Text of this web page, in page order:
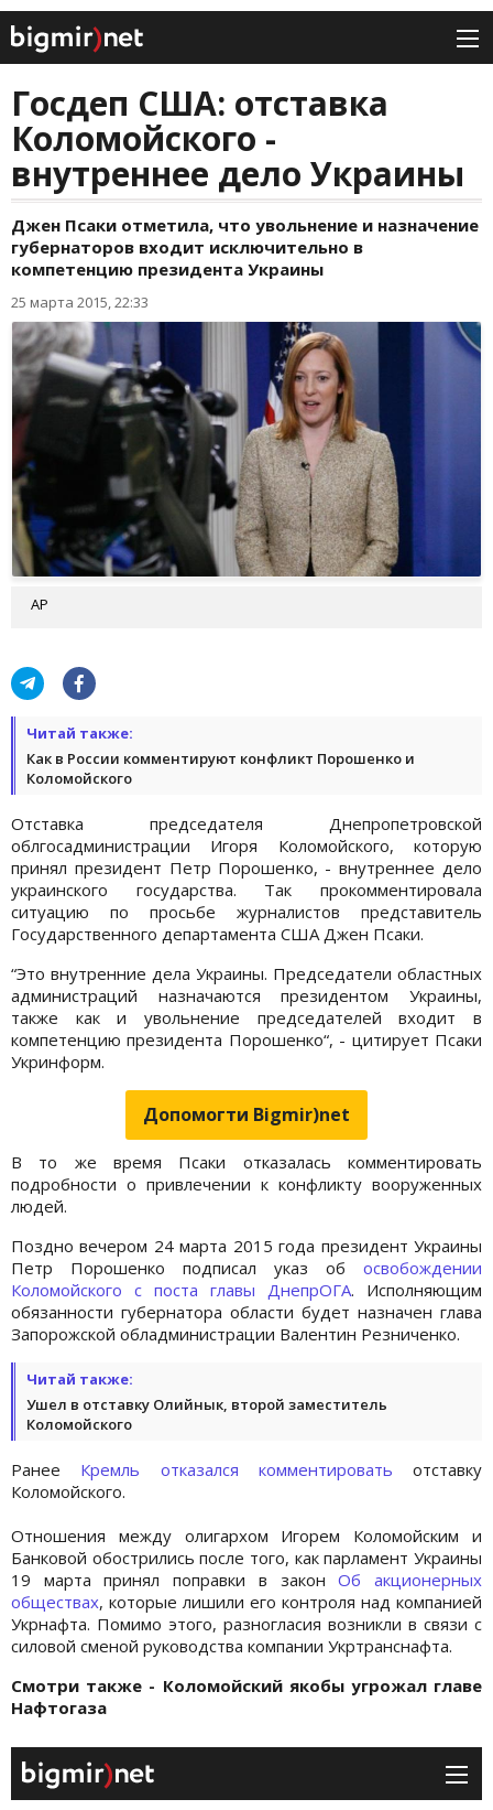
Госдеп США: отставка
Коломойского -
внутреннее дело Украины
Джен Псаки отметила, что увольнение и назначение
губернаторов входит исключительно в
компетенцию президента Украины
25 марта 2015, 22:33
AP
Читай также:
Как в России комментируют конфликт Порошенко и
Коломойского
Отставка председателя Днепропетровской
облгосадминистрации Игоря Коломойского, которую
принял президент Петр Порошенко, - внутреннее дело
украинского государства. Так прокомментировала
ситуацию по просьбе журналистов представитель
Государственного департамента США Джен Псаки.
“Это внутренние дела Украины. Председатели областных
администраций назначаются президентом Украины,
также как и увольнение председателей входит в
компетенцию президента Порошенко“, - цитирует Псаки
Укринформ.
Допомогти Bigmir)net
В то же время Псаки отказалась комментировать
подробности о привлечении к конфликту вооруженных
людей.
Поздно вечером 24 марта 2015 года президент Украины
Петр Порошенко подписал указ об освобождении
Коломойского с поста главы ДнепрОГА. Исполняющим
обязанности губернатора области будет назначен глава
Запорожской обладминистрации Валентин Резниченко.
Читай также:
Ушел в отставку Олийнык, второй заместитель
Коломойского
Ранее Кремль отказался комментировать отставку
Коломойского.
Отношения между олигархом Игорем Коломойским и
Банковой обострились после того, как парламент Украины
19 марта принял поправки в законОб акционерных
обществах, которые лишили его контроля над компанией
Укрнафта. Помимо этого, разногласия возникли в связи с
силовой сменой руководства компании Укртранснафта.
Смотри также - Коломойский якобы угрожал главе
Нафтогаза